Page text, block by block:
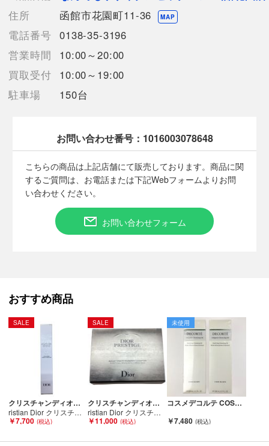
います。】
【備考/コメント】
使用感・ダメージは見受けられず良好に感じられます。
【発送方法について】
ことを予めご了承ください。
■状態等は画像をご確認・ご参照下さい。
こちらの商品はお客様から買取させていただいた商品であり、
人の手を経た商品です。
■弊社（株式会社オカモト）を装った偽装サイトにご注意くださ
住所
函館市花園町11-36 MAP
電話番号 0138-35-3196
営業時間
10:00～20:00
買取受付
10:00～19:00
駐車場
150台
お問い合わせ番号： 1016003078648
こちらの商品は上記店舗にて販売しております。商品に関
するご質問は、お電話または下記Webフォームよりお問
い合わせください。
お問い合わせフォーム
おすすめ商品
SALE
クリスチャンディオール
ristian Dior クリスチャンディオール CAPTURE トータルヒアルショット(美容液)15ml Aランク
￥7,700
SALE
クリスチャンディオール
ristian Dior クリスチャンディオール プレステージ マスク フェルムテ シートマスク Aランク
￥11,000
未使用
コスメデコルテ COSME DECORTE セルジェニー クレンジング オイル 200mL 2本セット 未開封 Nランク
￥7,480